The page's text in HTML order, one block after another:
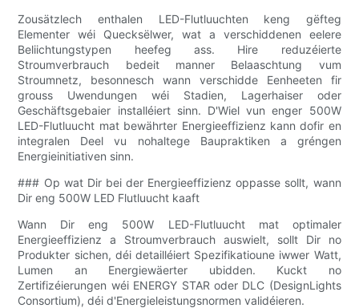
Zousätzlech enthalen LED-Flutluuchten keng gëfteg
Elementer wéi Quecksëlwer, wat a verschiddenen eelere
Beliichtungstypen heefeg ass. Hire reduzéierte
Stroumverbrauch bedeit manner Belaaschtung vum
Stroumnetz, besonnesch wann verschidde Eenheeten fir
grouss Uwendungen wéi Stadien, Lagerhaiser oder
Geschäftsgebaier installéiert sinn. D'Wiel vun enger 500W
LED-Flutluucht mat bewährter Energieeffizienz kann dofir en
integralen Deel vu nohaltege Baupraktiken a gréngen
Energieinitiativen sinn.
### Op wat Dir bei der Energieeffizienz oppasse sollt, wann
Dir eng 500W LED Flutluucht kaaft
Wann Dir eng 500W LED-Flutluucht mat optimaler
Energieeffizienz a Stroumverbrauch auswielt, sollt Dir no
Produkter sichen, déi detailléiert Spezifikatioune iwwer Watt,
Lumen an Energiewäerter ubidden. Kuckt no
Zertifizéierungen wéi ENERGY STAR oder DLC (DesignLights
Consortium), déi d'Energieleistungsnormen validéieren.